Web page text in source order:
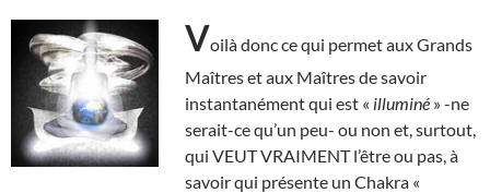
Voilà donc ce qui permet aux Grands
Maîtres et aux Maîtres de savoir
instantanément qui est « illuminé » -ne
serait-ce qu’un peu- ou non et, surtout,
qui VEUT VRAIMENT l’être ou pas, à
savoir qui présente un Chakra «